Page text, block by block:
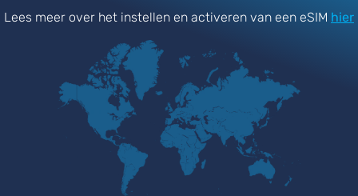
Lees meer over het instellen en activeren van een eSIM hier